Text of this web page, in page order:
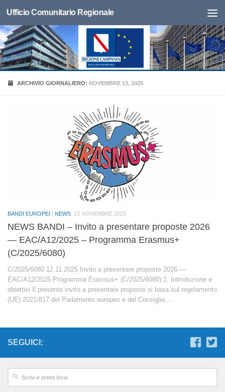
Ufficio Comunitario Regionale
ARCHIVIO GIORNALIERO: NOVEMBRE 13, 2025
BANDI EUROPEI / NEWS 13 NOVEMBRE 2025
NEWS BANDI – Invito a presentare proposte 2026
— EAC/A12/2025 – Programma Erasmus+
(C/2025/6080)
C/2025/6080 12.11.2025 Invito a presentare proposte 2026 —
EAC/A12/2025 Programma Erasmus+ (C/2025/6080) 1. Introduzione e
obiettivi Il presente invito a presentare proposte si basa sul regolamento
(UE) 2021/817 del Parlamento europeo e del Consiglio,...
SEGUICI: